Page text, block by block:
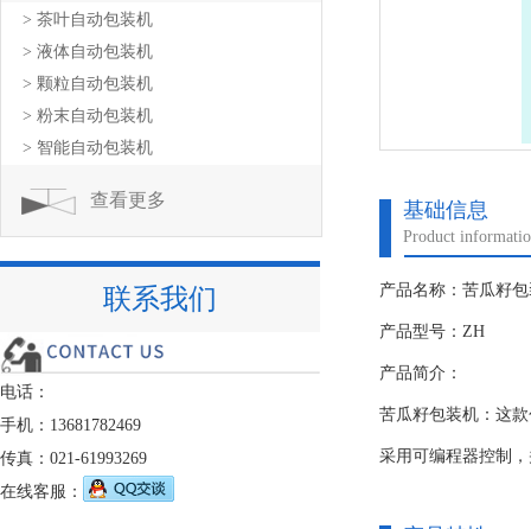
基础信息
Product
产品名称：苦瓜籽
产品型号：ZH
产品简介：
苦瓜籽包装机：这
采用可编程器控制
> 茶叶自动包装机
> 液体自动包装机
> 颗粒自动包装机
> 粉末自动包装机
> 智能自动包装机
查看更多
联系我们
电话：
手机：13681782469
传真：021-61993269
在线客服：